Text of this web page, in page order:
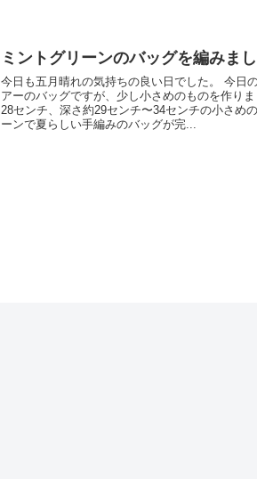
ミントグリーンのバッグを編みま
今日も五月晴れの気持ちの良い日でした。 今日
アーのバッグですが、少し小さめのものを作り
28センチ、深さ約29センチ〜34センチの小さめ
ーンで夏らしい手編みのバッグが完...